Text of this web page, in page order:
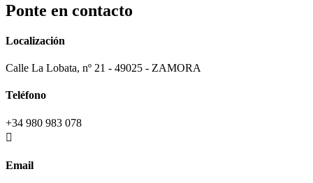
Ponte en contacto
Localización
Calle La Lobata, nº 21 - 49025 - ZAMORA
Teléfono
+34 980 983 078
Email